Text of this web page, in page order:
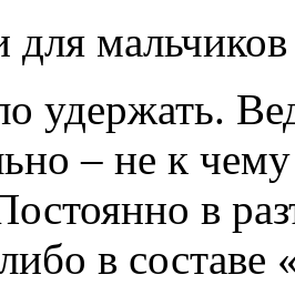
мальчиков
удержать.
– не к
в
в